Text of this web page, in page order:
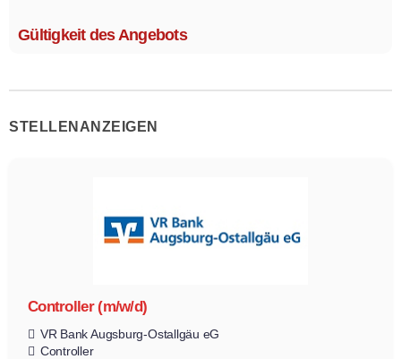
Gültigkeit des Angebots
STELLENANZEIGEN
Controller (m/w/d)
VR Bank Augsburg-Ostallgäu eG
Controller